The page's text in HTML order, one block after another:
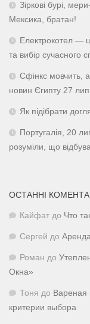
Зіркові бурі,
Мексика, братан!
Електрокотел —
та вибір сучасного
Сфінкс мовчить,
новин Єгипту 27
Як підібрати
Португалія, 20
розуміли, що
ОСТАННІ
Кайфат до Что
Сергей до
Роман до
Окна»
Тоня до Вареная
критерии выбора